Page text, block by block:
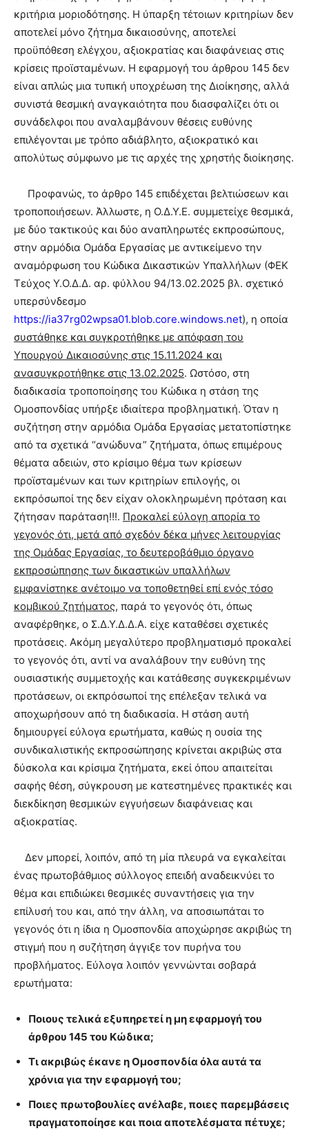
κριτήρια μοριοδότησης. Η ύπαρξη τέτοιων κριτηρίων δεν
αποτελεί μόνο ζήτημα δικαιοσύνης, αποτελεί
προϋπόθεση ελέγχου, αξιοκρατίας και διαφάνειας στις
κρίσεις προϊσταμένων. Η εφαρμογή του άρθρου 145 δεν
είναι απλώς μια τυπική υποχρέωση της Διοίκησης, αλλά
συνιστά θεσμική αναγκαιότητα που διασφαλίζει ότι οι
συνάδελφοι που αναλαμβάνουν θέσεις ευθύνης
επιλέγονται με τρόπο αδιάβλητο, αξιοκρατικό και
απολύτως σύμφωνο με τις αρχές της χρηστής διοίκησης.
Προφανώς, το άρθρο 145 επιδέχεται βελτιώσεων και
τροποποιήσεων. Άλλωστε, η Ο.Δ.Υ.Ε. συμμετείχε θεσμικά,
με δύο τακτικούς και δύο αναπληρωτές εκπροσώπους,
στην αρμόδια Ομάδα Εργασίας με αντικείμενο την
αναμόρφωση του Κώδικα Δικαστικών Υπαλλήλων (ΦΕΚ
Τεύχος Υ.Ο.Δ.Δ. αρ. φύλλου 94/13.02.2025 βλ. σχετικό
υπερσύνδεσμο
https://ia37rg02wpsa01.blob.core.windows.net), η οποία
συστάθηκε και συγκροτήθηκε με απόφαση του
Υπουργού Δικαιοσύνης στις 15.11.2024 και
ανασυγκροτήθηκε στις 13.02.2025. Ωστόσο, στη
διαδικασία τροποποίησης του Κώδικα η στάση της
Ομοσπονδίας υπήρξε ιδιαίτερα προβληματική. Όταν η
συζήτηση στην αρμόδια Ομάδα Εργασίας μετατοπίστηκε
από τα σχετικά “ανώδυνα” ζητήματα, όπως επιμέρους
θέματα αδειών, στο κρίσιμο θέμα των κρίσεων
προϊσταμένων και των κριτηρίων επιλογής, οι
εκπρόσωποί της δεν είχαν ολοκληρωμένη πρόταση και
ζήτησαν παράταση!!!. Προκαλεί εύλογη απορία το
γεγονός ότι, μετά από σχεδόν δέκα μήνες λειτουργίας
της Ομάδας Εργασίας, το δευτεροβάθμιο όργανο
εκπροσώπησης των δικαστικών υπαλλήλων
εμφανίστηκε ανέτοιμο να τοποθετηθεί επί ενός τόσο
κομβικού ζητήματος, παρά το γεγονός ότι, όπως
αναφέρθηκε, ο Σ.Δ.Υ.Δ.Δ.Α. είχε καταθέσει σχετικές
προτάσεις. Ακόμη μεγαλύτερο προβληματισμό προκαλεί
το γεγονός ότι, αντί να αναλάβουν την ευθύνη της
ουσιαστικής συμμετοχής και κατάθεσης συγκεκριμένων
προτάσεων, οι εκπρόσωποί της επέλεξαν τελικά να
αποχωρήσουν από τη διαδικασία. Η στάση αυτή
δημιουργεί εύλογα ερωτήματα, καθώς η ουσία της
συνδικαλιστικής εκπροσώπησης κρίνεται ακριβώς στα
δύσκολα και κρίσιμα ζητήματα, εκεί όπου απαιτείται
σαφής θέση, σύγκρουση με κατεστημένες πρακτικές και
διεκδίκηση θεσμικών εγγυήσεων διαφάνειας και
αξιοκρατίας.
Δεν μπορεί, λοιπόν, από τη μία πλευρά να εγκαλείται
ένας πρωτοβάθμιος σύλλογος επειδή αναδεικνύει το
θέμα και επιδιώκει θεσμικές συναντήσεις για την
επίλυσή του και, από την άλλη, να αποσιωπάται το
γεγονός ότι η ίδια η Ομοσπονδία αποχώρησε ακριβώς τη
στιγμή που η συζήτηση άγγιξε τον πυρήνα του
προβλήματος. Εύλογα λοιπόν γεννώνται σοβαρά
ερωτήματα:
Ποιους τελικά εξυπηρετεί η μη εφαρμογή του
άρθρου 145 του Κώδικα;
Τι ακριβώς έκανε η Ομοσπονδία όλα αυτά τα
χρόνια για την εφαρμογή του;
Ποιες πρωτοβουλίες ανέλαβε, ποιες παρεμβάσεις
πραγματοποίησε και ποια αποτελέσματα πέτυχε;